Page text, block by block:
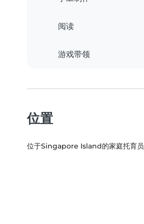
阅读
游戏带领
位置
位于Singapore Island的家庭托育员